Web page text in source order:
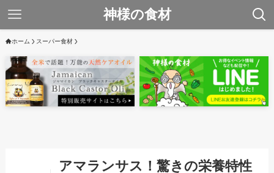
神様の食材
ホーム スーパー食材
アマランサス！驚きの栄養特性